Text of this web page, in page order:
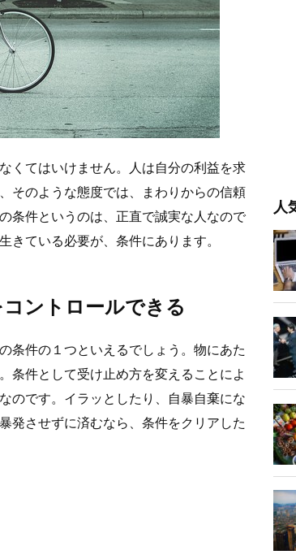
くてはいけません。人は自分の利益を求
そのような態度では、まわりからの信頼
条件というのは、正直で誠実な人なので
ている必要が、条件にあります。
ントロールできる
条件の１つといえるでしょう。物にあた
条件として受け止め方を変えることによ
のです。イラッとしたり、自暴自棄にな
発させずに済むなら、条件をクリアした
人